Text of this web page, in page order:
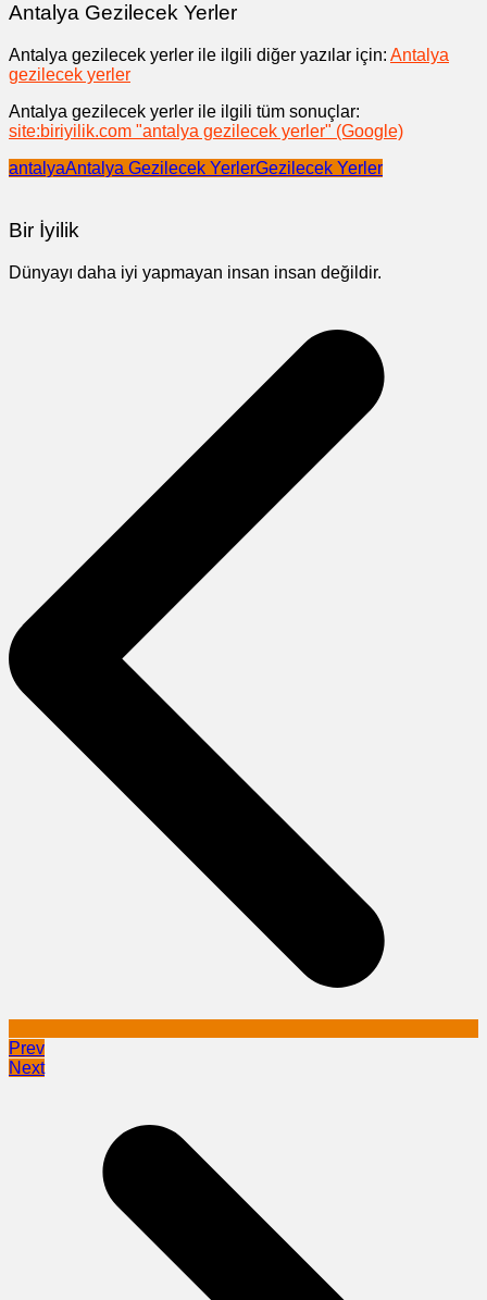
Antalya Gezilecek Yerler
Antalya gezilecek yerler ile ilgili diğer yazılar için: Antalya
gezilecek yerler
Antalya gezilecek yerler ile ilgili tüm sonuçlar:
site:biriyilik.com "antalya gezilecek yerler" (Google)
antalyaAntalya Gezilecek YerlerGezilecek Yerler
Bir İyilik
Dünyayı daha iyi yapmayan insan insan değildir.
Prev
Next